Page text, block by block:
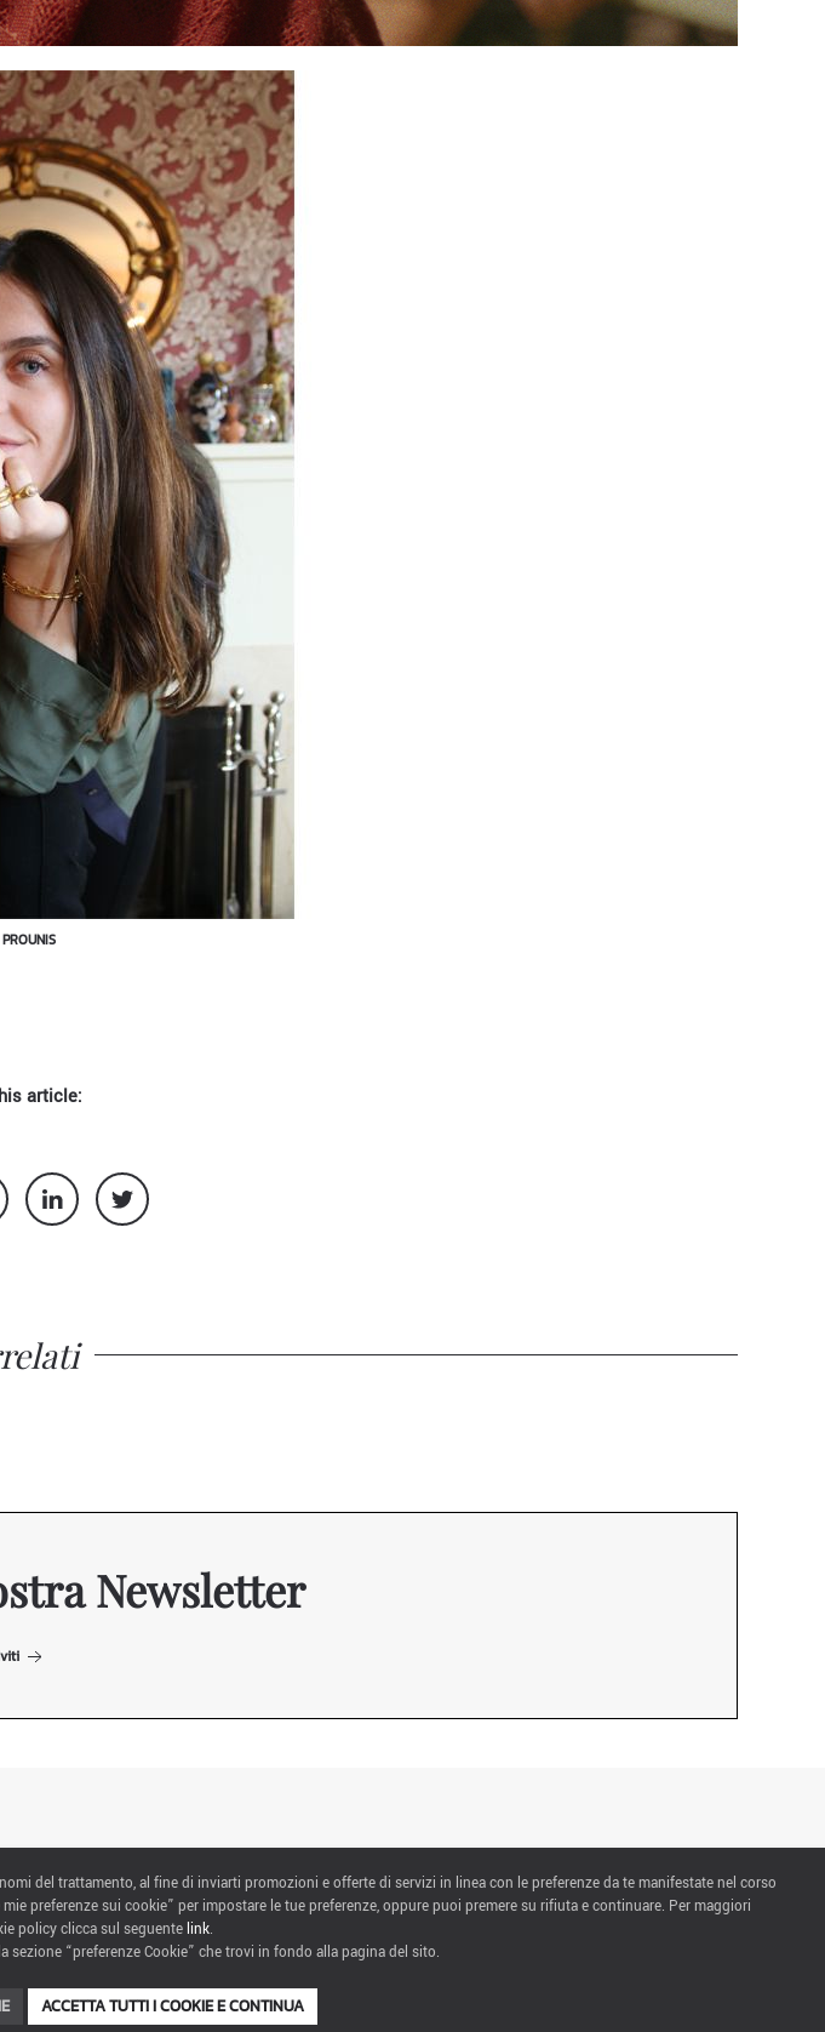
article:
Newsletter
47921 Rimini,
P.I e n. Reg. Imprese 00139440408,
52.214.897 i.v.
del trattamento, al fine di inviarti promozioni e offerte di servizi in linea con le preferenze da te manifestate nel corso
preferenze sui cookie” per impostare le tue preferenze, oppure puoi premere su rifiuta e continuare. Per maggiori
policy clicca sul seguente link.
“preferenze Cookie” che trovi in fondo alla pagina del sito.
ACCETTA TUTTI I COOKIE E CONTINUA